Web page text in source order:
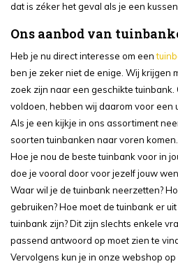
dat is zéker het geval als je een
Ons aanbod van
Heb je nu direct interesse om een
ben je zeker niet de enige. Wij krijgen
zoek zijn naar een geschikte tuinbank.
voldoen, hebben wij daarom voor een
Als je een kijkje in ons assortiment
soorten tuinbanken naar voren komen.
Hoe je nou de beste tuinbank voor in
doe je vooral door voor jezelf jouw
Waar wil je de tuinbank neerzetten?
gebruiken? Hoe moet de tuinbank er
tuinbank zijn? Dit zijn slechts enkele
passend antwoord op moet zien te
Vervolgens kun je in onze webshop